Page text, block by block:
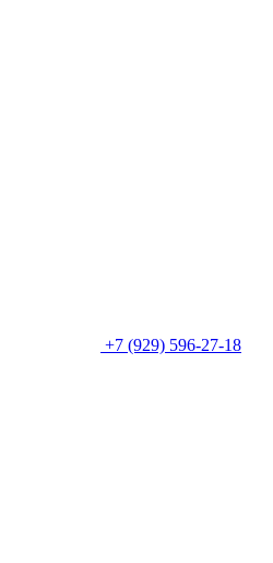
+7 (929) 596-27-18